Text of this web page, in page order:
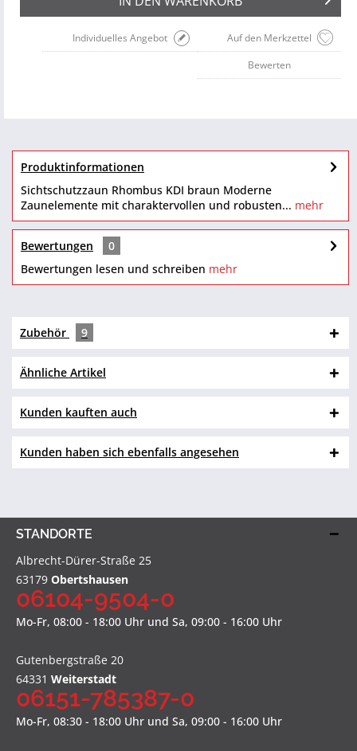
Auf den Merkzettel
Individuelles Angebot
Bewerten
Produktinformationen
Sichtschutzzaun Rhombus KDI braun Moderne
Zaunelemente mit charaktervollen und robusten... mehr
Bewertungen
0
Bewertungen lesen und schreiben mehr
Zubehör 9
Ähnliche Artikel
Kunden kauften auch
Kunden haben sich ebenfalls angesehen
STANDORTE
Albrecht-Dürer-Straße 25
63179 Obertshausen
06104-9504-0
Mo-Fr, 08:00 - 18:00 Uhr und Sa, 09:00 - 16:00 Uhr
Gutenbergstraße 20
64331 Weiterstadt
06151-785387-0
Mo-Fr, 08:30 - 18:00 Uhr und Sa, 09:00 - 16:00 Uhr